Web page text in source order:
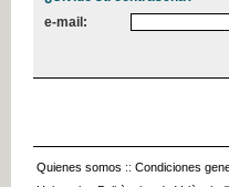
e-mail:
Quienes somos :: Condiciones